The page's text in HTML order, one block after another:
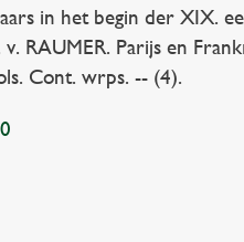
in het begin der XIX.
RAUMER. Parijs en
Cont. wrps. -- (4).